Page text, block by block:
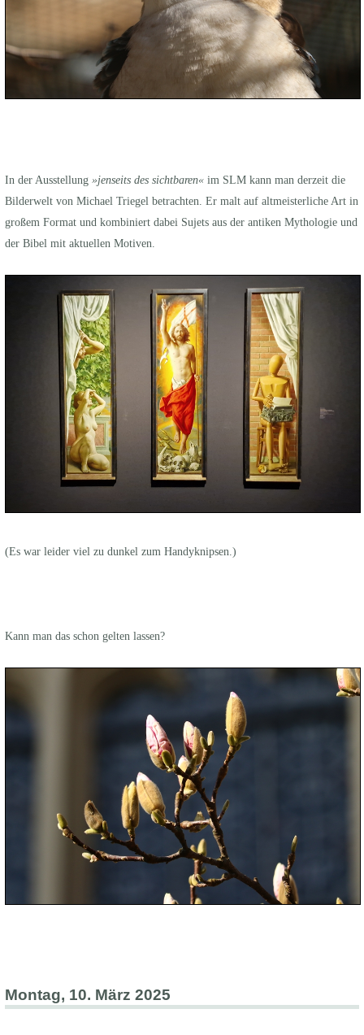
In der Ausstellung»jenseits des sichtbaren« im SLM kann man derzeit die
Bilderwelt von Michael Triegel betrachten. Er malt auf altmeisterliche Art in
großem Format und kombiniert dabei Sujets aus der antiken Mythologie und
der Bibel mit aktuellen Motiven.
(Es war leider viel zu dunkel zum Handyknipsen.)
Kann man das schon gelten lassen?
Montag, 10. März 2025